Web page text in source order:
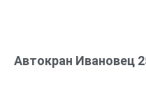
Автокран Ивановец